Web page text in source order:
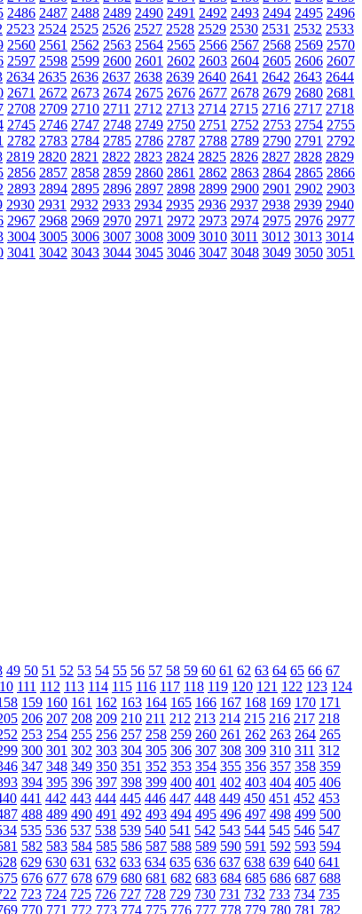
2486 2487 2488 2489 2490 2491 2492 2493 2494 2495 2496
2523 2524 2525 2526 2527 2528 2529 2530 2531 2532 2533
2560 2561 2562 2563 2564 2565 2566 2567 2568 2569 2570
2597 2598 2599 2600 2601 2602 2603 2604 2605 2606 2607
2634 2635 2636 2637 2638 2639 2640 2641 2642 2643 2644
2671 2672 2673 2674 2675 2676 2677 2678 2679 2680 2681
2708 2709 2710 2711 2712 2713 2714 2715 2716 2717 2718
2745 2746 2747 2748 2749 2750 2751 2752 2753 2754 2755
2782 2783 2784 2785 2786 2787 2788 2789 2790 2791 2792
2819 2820 2821 2822 2823 2824 2825 2826 2827 2828 2829
2856 2857 2858 2859 2860 2861 2862 2863 2864 2865 2866
2893 2894 2895 2896 2897 2898 2899 2900 2901 2902 2903
2930 2931 2932 2933 2934 2935 2936 2937 2938 2939 2940
2967 2968 2969 2970 2971 2972 2973 2974 2975 2976 2977
3004 3005 3006 3007 3008 3009 3010 3011 3012 3013 3014
3041 3042 3043 3044 3045 3046 3047 3048 3049 3050 3051
49 50 51 52 53 54 55 56 57 58 59 60 61 62 63 64 65 66 67
111 112 113 114 115 116 117 118 119 120 121 122 123 124
159 160 161 162 163 164 165 166 167 168 169 170 171
206 207 208 209 210 211 212 213 214 215 216 217 218
253 254 255 256 257 258 259 260 261 262 263 264 265
300 301 302 303 304 305 306 307 308 309 310 311 312
347 348 349 350 351 352 353 354 355 356 357 358 359
394 395 396 397 398 399 400 401 402 403 404 405 406
441 442 443 444 445 446 447 448 449 450 451 452 453
488 489 490 491 492 493 494 495 496 497 498 499 500
535 536 537 538 539 540 541 542 543 544 545 546 547
582 583 584 585 586 587 588 589 590 591 592 593 594
629 630 631 632 633 634 635 636 637 638 639 640 641
676 677 678 679 680 681 682 683 684 685 686 687 688
723 724 725 726 727 728 729 730 731 732 733 734 735
770 771 772 773 774 775 776 777 778 779 780 781 782